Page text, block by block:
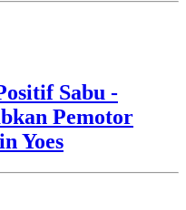
Sabu -
Pemotor
Yoes